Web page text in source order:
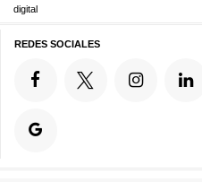
digital
REDES SOCIALES